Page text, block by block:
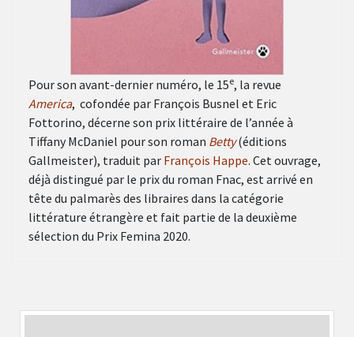
Pour son avant-dernier numéro, le 15e, la revue
America, cofondée par François Busnel et Eric
Fottorino, décerne son prix littéraire de l’année à
Tiffany McDaniel pour son roman Betty(éditions
Gallmeister), traduit par François Happe. Cet ouvrage,
déjà distingué par le prix du roman Fnac, est arrivé en
tête du palmarès des libraires dans la catégorie
littérature étrangère et fait partie de la deuxième
sélection du Prix Femina 2020.